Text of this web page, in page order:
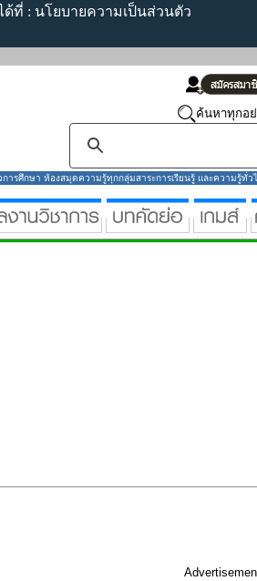
ด้ที่ : นโยบายความเป็นส่วนตัว
ค้นหาทุกอ
รศึกษา ห้องสมุดความรู้ทุกกลุ่มสาระการเรียนรู้ และความรู้ทั่ว